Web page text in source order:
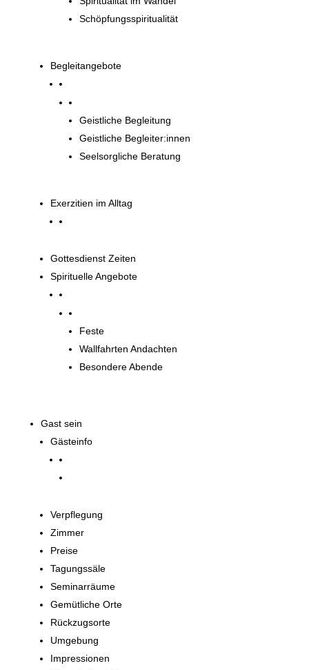
Schöpfungsspiritualität
Begleitangebote
Geistliche Begleitung
Geistliche Begleiter:innen
Seelsorgliche Beratung
Exerzitien im Alltag
Gottesdienst Zeiten
Spirituelle Angebote
Feste
Wallfahrten Andachten
Besondere Abende
Gast sein
Gästeinfo
Verpflegung
Zimmer
Preise
Tagungssäle
Seminarräume
Gemütliche Orte
Rückzugsorte
Umgebung
Impressionen